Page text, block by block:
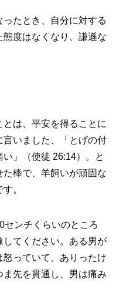
たとき、自分に対する
度はなくなり、謙遜な
は、平安を得ることに
いました、「とげの付
」（使徒 26:14）。と
棒で、羊飼いが頑固な
。
センチくらいのところ
てください。ある男が
っていて、ありったけ
先を貫通し、男は痛み